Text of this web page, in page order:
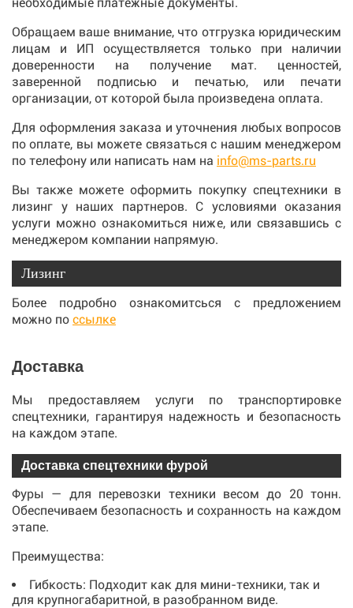
Обращаем ваше внимание, что отгрузка юридическим
лицам и ИП осуществляется только при наличии
доверенности на получение мат. ценностей,
заверенной подписью и печатью, или печати
организации, от которой была произведена оплата.
Для оформления заказа и уточнения любых вопросов
по оплате, вы можете связаться с нашим менеджером
по телефону или написать нам на info@ms-parts.ru
Вы также можете оформить покупку спецтехники в
лизинг у наших партнеров. С условиями оказания
услуги можно ознакомиться ниже, или связавшись с
менеджером компании напрямую.
Лизинг
Более подробно ознакомитсься с предложением
можно по ссылке
Доставка
Мы предоставляем услуги по транспортировке
спецтехники, гарантируя надежность и безопасность
на каждом этапе.
Доставка спецтехники фурой
Фуры — для перевозки техники весом до 20 тонн.
Обеспечиваем безопасность и сохранность на каждом
этапе.
Преимущества:
Гибкость: Подходит как для мини-техники, так и
для крупногабаритной, в разобранном виде.